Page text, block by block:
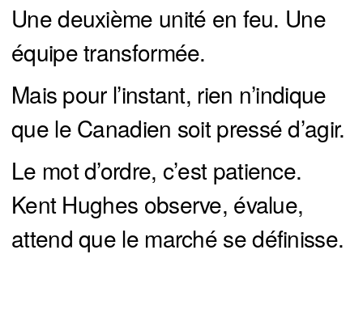
Une deuxième unité en feu. Une
équipe transformée.
Mais pour l’instant, rien n’indique
que le Canadien soit pressé d’agir.
Le mot d’ordre, c’est patience.
Kent Hughes observe, évalue,
attend que le marché se définisse.